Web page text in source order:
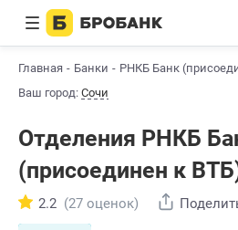
Главная Банки РНКБ Банк
Ваш город: Сочи
Отделения РНКБ
(присоединен к
2.2 (27 оценок)